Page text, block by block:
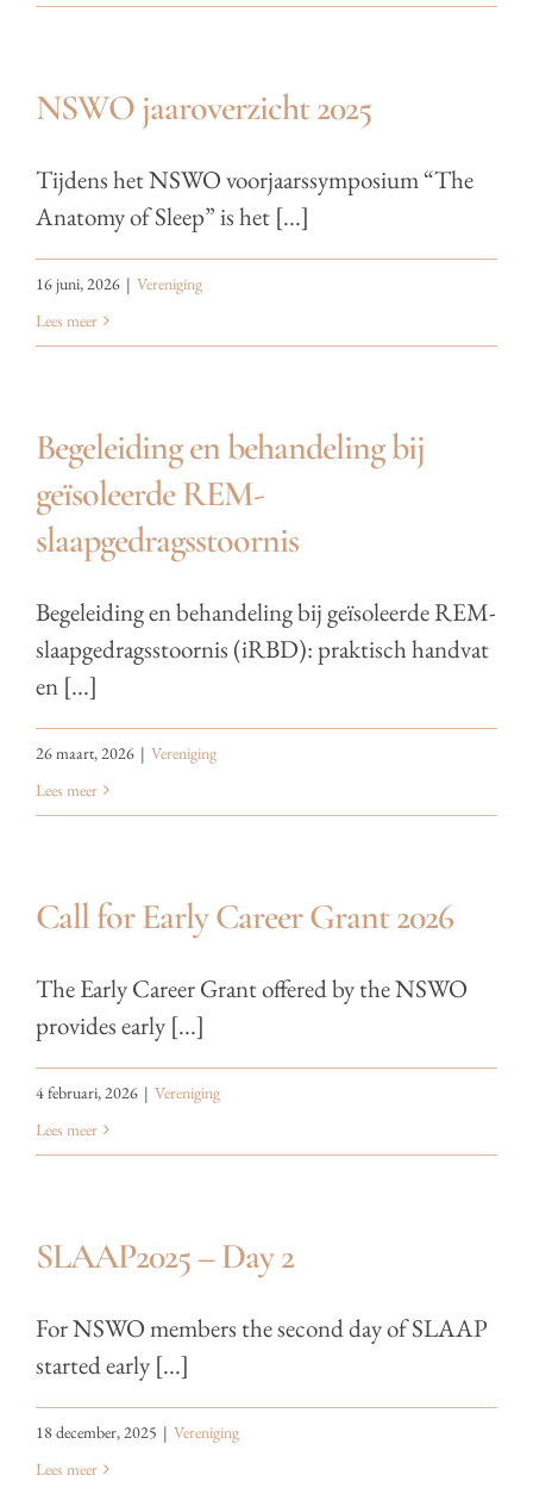
NSWO jaaroverzicht 2025
Tijdens het NSWO voorjaarssymposium “The
Anatomy of Sleep” is het [...]
16 juni, 2026 | Vereniging
Lees meer
Begeleiding en behandeling bij
geïsoleerde REM-
slaapgedragsstoornis
Begeleiding en behandeling bij geïsoleerde REM-
slaapgedragsstoornis (iRBD): praktisch handvat
en [...]
26 maart, 2026 | Vereniging
Lees meer
Call for Early Career Grant 2026
The Early Career Grant offered by the NSWO
provides early [...]
4 februari, 2026 | Vereniging
Lees meer
SLAAP2025 – Day 2
For NSWO members the second day of SLAAP
started early [...]
18 december, 2025 | Vereniging
Lees meer